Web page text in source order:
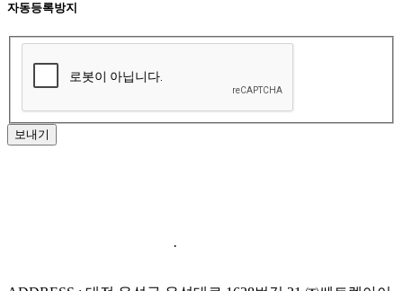
자동등록방지
보내기
·